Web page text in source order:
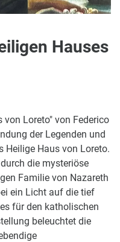
Hauses
von Loreto" von Federico
der Legenden und
Heilige Haus von Loreto.
die mysteriöse
Familie von Nazareth
ein Licht auf die tief
für den katholischen
beleuchtet die